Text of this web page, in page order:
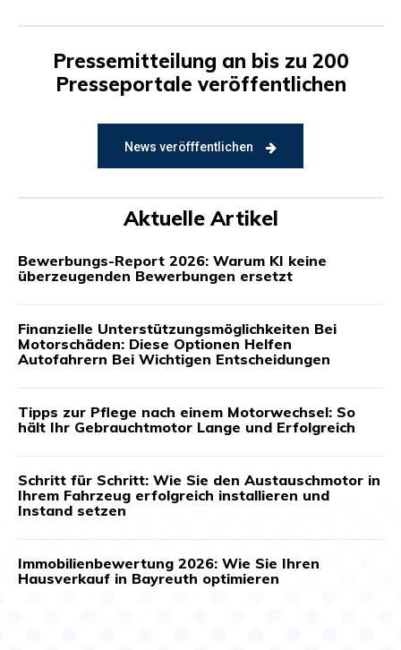
Pressemitteilung an bis zu 200
Presseportale veröffentlichen
News veröfffentlichen
Aktuelle Artikel
Bewerbungs-Report 2026: Warum KI keine
überzeugenden Bewerbungen ersetzt
Finanzielle Unterstützungsmöglichkeiten Bei
Motorschäden: Diese Optionen Helfen
Autofahrern Bei Wichtigen Entscheidungen
Tipps zur Pflege nach einem Motorwechsel: So
hält Ihr Gebrauchtmotor Lange und Erfolgreich
Schritt für Schritt: Wie Sie den Austauschmotor in
Ihrem Fahrzeug erfolgreich installieren und
Instand setzen
Immobilienbewertung 2026: Wie Sie Ihren
Hausverkauf in Bayreuth optimieren